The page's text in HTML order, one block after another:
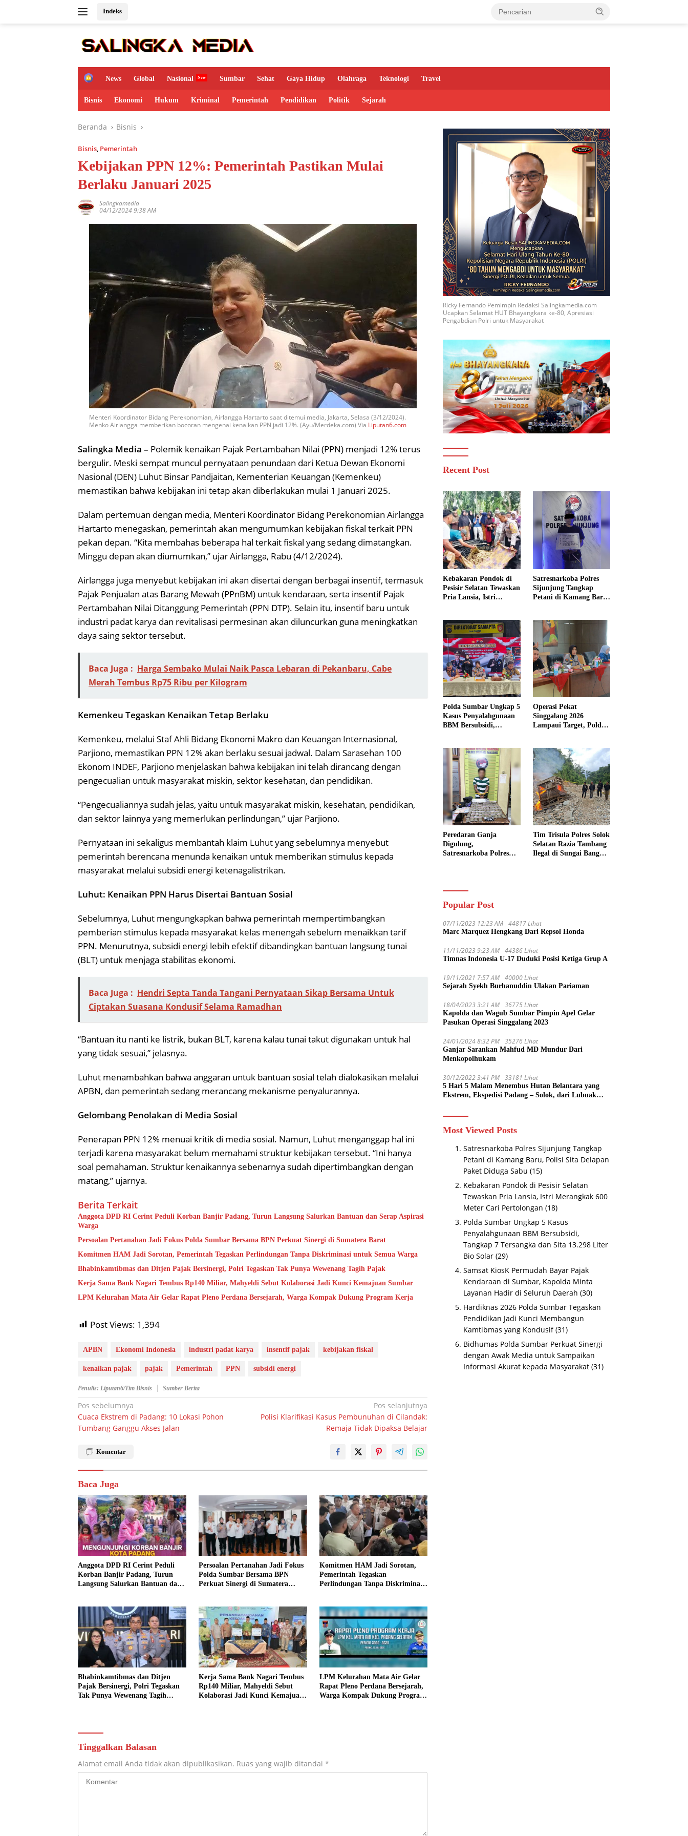
Indeks
H
m
e
News Global Nasional Sumbar Sehat Gaya Hidup Olahraga Teknologi Travel
Bisnis Ekonomi Hukum Kriminal Pemerintah Pendidikan Politik Sejarah
Beranda Bisnis
Bisnis, Pemerintah
Kebijakan PPN 12%: Pemerintah Pastikan Mulai
Berlaku Januari 2025
Salingkamedia
04/12/2024 9:38 AM
Menteri Koordinator Bidang Perekonomian, Airlangga Hartarto saat ditemui media, Jakarta, Selasa (3/12/2024).
Menko Airlangga memberikan bocoran mengenai kenaikan PPN jadi 12%. (Ayu/Merdeka.com) Via Liputan6.com
Salingka Media – Polemik kenaikan Pajak Pertambahan Nilai (PPN) menjadi 12% terus
bergulir. Meski sempat muncul pernyataan penundaan dari Ketua Dewan Ekonomi
Nasional (DEN) Luhut Binsar Pandjaitan, Kementerian Keuangan (Kemenkeu)
memastikan bahwa kebijakan ini tetap akan diberlakukan mulai 1 Januari 2025.
Dalam pertemuan dengan media, Menteri Koordinator Bidang Perekonomian Airlangga
Hartarto menegaskan, pemerintah akan mengumumkan kebijakan fiskal terkait PPN
pekan depan. “Kita membahas beberapa hal terkait fiskal yang sedang dimatangkan.
Minggu depan akan diumumkan,” ujar Airlangga, Rabu (4/12/2024).
Airlangga juga menyebut kebijakan ini akan disertai dengan berbagai insentif, termasuk
Pajak Penjualan atas Barang Mewah (PPnBM) untuk kendaraan, serta insentif Pajak
Pertambahan Nilai Ditanggung Pemerintah (PPN DTP). Selain itu, insentif baru untuk
industri padat karya dan revitalisasi permesinan akan diluncurkan guna meningkatkan
daya saing sektor tersebut.
Baca Juga : Harga Sembako Mulai Naik Pasca Lebaran di Pekanbaru, Cabe
Merah Tembus Rp75 Ribu per Kilogram
Kemenkeu Tegaskan Kenaikan Tetap Berlaku
Kemenkeu, melalui Staf Ahli Bidang Ekonomi Makro dan Keuangan Internasional,
Parjiono, memastikan PPN 12% akan berlaku sesuai jadwal. Dalam Sarasehan 100
Ekonom INDEF, Parjiono menjelaskan bahwa kebijakan ini telah dirancang dengan
pengecualian untuk masyarakat miskin, sektor kesehatan, dan pendidikan.
“Pengecualiannya sudah jelas, yaitu untuk masyarakat miskin, kesehatan, pendidikan,
dan sektor lainnya yang memerlukan perlindungan,” ujar Parjiono.
Pernyataan ini sekaligus membantah klaim Luhut yang sebelumnya menyebut
pemerintah berencana menunda kenaikan untuk memberikan stimulus kepada
masyarakat melalui subsidi energi ketenagalistrikan.
Luhut: Kenaikan PPN Harus Disertai Bantuan Sosial
Sebelumnya, Luhut mengungkapkan bahwa pemerintah mempertimbangkan
pemberian stimulus kepada masyarakat kelas menengah sebelum menaikkan tarif
PPN. Menurutnya, subsidi energi lebih efektif dibandingkan bantuan langsung tunai
(BLT) untuk menjaga stabilitas ekonomi.
Baca Juga : Hendri Septa Tanda Tangani Pernyataan Sikap Bersama Untuk
Ciptakan Suasana Kondusif Selama Ramadhan
“Bantuan itu nanti ke listrik, bukan BLT, karena kalau tunai takut digunakan untuk hal
yang tidak sesuai,” jelasnya.
Luhut menambahkan bahwa anggaran untuk bantuan sosial telah dialokasikan melalui
APBN, dan pemerintah sedang merancang mekanisme penyalurannya.
Gelombang Penolakan di Media Sosial
Penerapan PPN 12% menuai kritik di media sosial. Namun, Luhut menganggap hal ini
terjadi karena masyarakat belum memahami struktur kebijakan tersebut. “Ini hanya
soal pemahaman. Struktur kenaikannya sebenarnya sudah dipertimbangkan dengan
matang,” ujarnya.
Berita Terkait
Anggota DPD RI Cerint Peduli Korban Banjir Padang, Turun Langsung Salurkan Bantuan dan Serap Aspirasi
Warga
Persoalan Pertanahan Jadi Fokus Polda Sumbar Bersama BPN Perkuat Sinergi di Sumatera Barat
Komitmen HAM Jadi Sorotan, Pemerintah Tegaskan Perlindungan Tanpa Diskriminasi untuk Semua Warga
Bhabinkamtibmas dan Ditjen Pajak Bersinergi, Polri Tegaskan Tak Punya Wewenang Tagih Pajak
Kerja Sama Bank Nagari Tembus Rp140 Miliar, Mahyeldi Sebut Kolaborasi Jadi Kunci Kemajuan Sumbar
LPM Kelurahan Mata Air Gelar Rapat Pleno Perdana Bersejarah, Warga Kompak Dukung Program Kerja
Post Views: 1,394
APBN Ekonomi Indonesia industri padat karya insentif pajak kebijakan fiskal
kenaikan pajak pajak Pemerintah PPN subsidi energi
Penulis: Liputan6/Tim Bisnis Sumber Berita
Navigasi
pos
Pos sebelumnya
Cuaca Ekstrem di Padang: 10 Lokasi Pohon
Tumbang Ganggu Akses Jalan
Pos selanjutnya
Polisi Klarifikasi Kasus Pembunuhan di Cilandak:
Remaja Tidak Dipaksa Belajar
Komentar
Baca Juga
Anggota DPD RI Cerint Peduli
Korban Banjir Padang, Turun
Langsung Salurkan Bantuan dan
Persoalan Pertanahan Jadi Fokus
Polda Sumbar Bersama BPN
Perkuat Sinergi di Sumatera
Komitmen HAM Jadi Sorotan,
Pemerintah Tegaskan
Perlindungan Tanpa Diskriminasi
Bhabinkamtibmas dan Ditjen
Pajak Bersinergi, Polri Tegaskan
Tak Punya Wewenang Tagih
Kerja Sama Bank Nagari Tembus
Rp140 Miliar, Mahyeldi Sebut
Kolaborasi Jadi Kunci Kemajuan
LPM Kelurahan Mata Air Gelar
Rapat Pleno Perdana Bersejarah,
Warga Kompak Dukung Program
Tinggalkan Balasan
Alamat email Anda tidak akan dipublikasikan. Ruas yang wajib ditandai *
Ricky Fernando Pemimpin Redaksi Salingkamedia.com
Ucapkan Selamat HUT Bhayangkara ke-80, Apresiasi
Pengabdian Polri untuk Masyarakat
Recent Post
Kebakaran Pondok di
Pesisir Selatan Tewaskan
Pria Lansia, Istri
Satresnarkoba Polres
Sijunjung Tangkap
Petani di Kamang Baru,
Polda Sumbar Ungkap 5
Kasus Penyalahgunaan
BBM Bersubsidi,
Bio Solar
Operasi Pekat
Singgalang 2026
Lampaui Target, Polda
Kriminal
Peredaran Ganja
Digulung,
Satresnarkoba Polres
Datar
Tim Trisula Polres Solok
Selatan Razia Tambang
Ilegal di Sungai Bangko,
Popular Post
07/11/2023 12:23 AM 44817 Lihat
Marc Marquez Hengkang Dari Repsol Honda
11/11/2023 9:23 AM 44386 Lihat
Timnas Indonesia U-17 Duduki Posisi Ketiga Grup A
19/11/2021 7:57 AM 40000 Lihat
Sejarah Syekh Burhanuddin Ulakan Pariaman
18/04/2023 3:21 AM 36775 Lihat
Kapolda dan Wagub Sumbar Pimpin Apel Gelar
Pasukan Operasi Singgalang 2023
24/01/2024 8:32 PM 35276 Lihat
Ganjar Sarankan Mahfud MD Mundur Dari
Menkopolhukam
30/12/2022 3:41 PM 33181 Lihat
5 Hari 5 Malam Menembus Hutan Belantara yang
Ekstrem, Ekspedisi Padang – Solok, dari Lubuak
Most Viewed Posts
Satresnarkoba Polres Sijunjung Tangkap
Petani di Kamang Baru, Polisi Sita Delapan
Paket Diduga Sabu (15)
Kebakaran Pondok di Pesisir Selatan
Tewaskan Pria Lansia, Istri Merangkak 600
Meter Cari Pertolongan (18)
Polda Sumbar Ungkap 5 Kasus
Penyalahgunaan BBM Bersubsidi,
Tangkap 7 Tersangka dan Sita 13.298 Liter
Bio Solar (29)
Samsat KiosK Permudah Bayar Pajak
Kendaraan di Sumbar, Kapolda Minta
Layanan Hadir di Seluruh Daerah (30)
Hardiknas 2026 Polda Sumbar Tegaskan
Pendidikan Jadi Kunci Membangun
Kamtibmas yang Kondusif (31)
Bidhumas Polda Sumbar Perkuat Sinergi
dengan Awak Media untuk Sampaikan
Informasi Akurat kepada Masyarakat (31)